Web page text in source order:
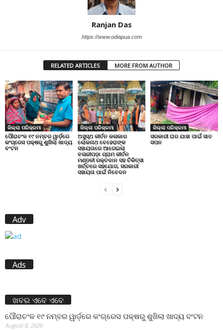
Ranjan Das
https://www.odiapua.com
RELATED ARTICLES MORE FROM AUTHOR
ଜିଲ୍ଲା ପରିକ୍ରମା
ପୌରାଚଂଳ ୧୯ ନମ୍ବର ୱାର୍ଡ଼ରେ
କଂଗ୍ରେସ ପକ୍ଷରୁ ଶୁଖିଲା ଖାଦ୍ୟ
ବଂଟନ
ଜିଲ୍ଲା ପରିକ୍ରମା
ଅସୁସ୍ଥ କୀର୍ତନ କଳାକାର
ଲୋକନାଥ ବେହେରାଙ୍କ
ସହାୟତାରେ ଆଗେଇଲା
ବଳାଜୀପଡ଼ା ଗ୍ରାମ କୀର୍ତନ
ମଣ୍ଡଳୀ ରକ୍ତଦାନ ସହ ଚିକିତ୍ସା
ଖର୍ଚ୍ଚରେ ସହଯୋଗ, ସରକାରୀ
ସହାୟତା ପାଇଁ ନିବେଦନ
ଜିଲ୍ଲା ପରିକ୍ରମା
ସରକାରୀ ଘର ଯାହା ପାଇଁ ସାତ
ସପନ
Adv
Ads
ଖବର ଏବେ ଏବେ
ପୌରାଚଂଳ ୧୯ ନମ୍ବର ୱାର୍ଡ଼ରେ କଂଗ୍ରେସ ପକ୍ଷରୁ ଶୁଖିଲା ଖାଦ୍ୟ ବଂଟନ
August 8, 2026